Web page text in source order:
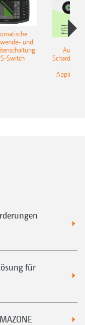
und
Switch
für